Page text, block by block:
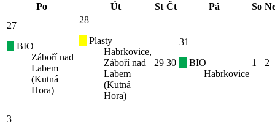
Po
Út St Čt Pá So
27
BIO
Záboří nad
Labem
(Kutná
Hora)
28
Plasty
Habrkovice,
Záboří nad
Labem
(Kutná
Hora)
29 30
31
BIO
Habrkovice
1 2
3